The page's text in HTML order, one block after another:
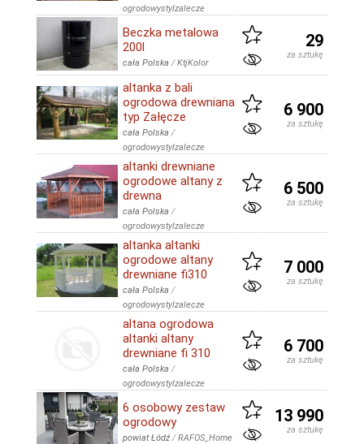
ogrodowystylzalecze
Beczka metalowa
200l
cała Polska /KtjKolor
29
za sztukę
altanka z bali
ogrodowa drewniana
typ Załęcze
cała Polska /
ogrodowystylzalecze
6 900
za sztukę
altanki drewniane
ogrodowe altany z
drewna
cała Polska /
ogrodowystylzalecze
6 500
za sztukę
altanka altanki
ogrodowe altany
drewniane fi310
cała Polska /
ogrodowystylzalecze
7 000
za sztukę
altana ogrodowa
altanki altany
drewniane fi 310
cała Polska /
ogrodowystylzalecze
6 700
za sztukę
6 osobowy zestaw
ogrodowy
powiat Łódź /RAFOS_Home
13 990
za sztukę